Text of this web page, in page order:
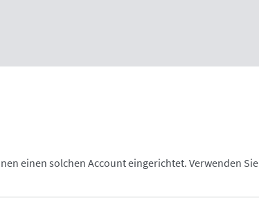
einen solchen Account eingerichtet. Verwenden Sie